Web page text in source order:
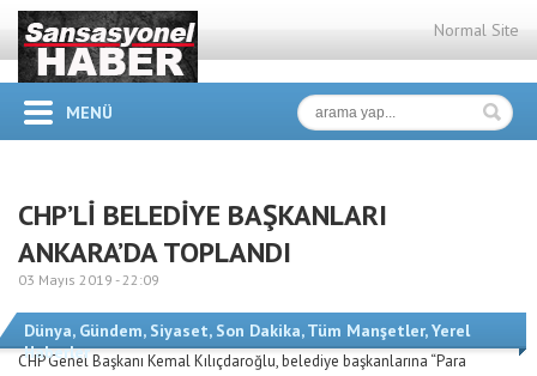
Normal Site
MENÜ
CHP’Lİ BELEDİYE BAŞKANLARI
ANKARA’DA TOPLANDI
03 Mayıs 2019 -22:09
Dünya, Gündem, Siyaset, Son Dakika,Tüm Manşetler,Yerel
Haberler
CHP Genel Başkanı Kemal Kılıçdaroğlu, belediye başkanlarına “Para